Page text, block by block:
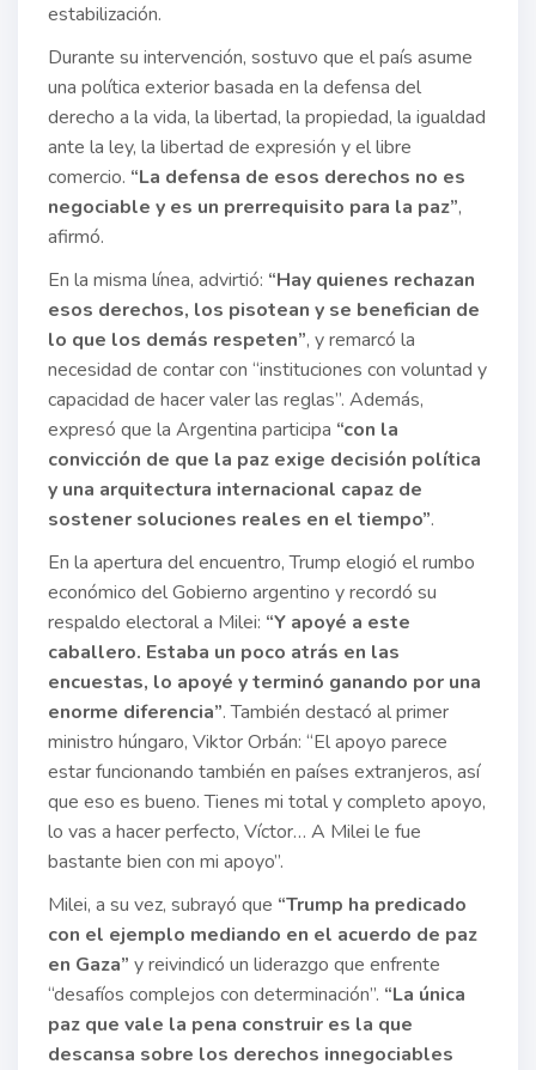
estabilización.
Durante su intervención, sostuvo que el país asume
una política exterior basada en la defensa del
derecho a la vida, la libertad, la propiedad, la igualdad
ante la ley, la libertad de expresión y el libre
comercio. “La defensa de esos derechos no es
negociable y es un prerrequisito para la paz”,
afirmó.
En la misma línea, advirtió: “Hay quienes rechazan
esos derechos, los pisotean y se benefician de
lo que los demás respeten”, y remarcó la
necesidad de contar con “instituciones con voluntad y
capacidad de hacer valer las reglas”. Además,
expresó que la Argentina participa “con la
convicción de que la paz exige decisión política
y una arquitectura internacional capaz de
sostener soluciones reales en el tiempo”.
En la apertura del encuentro, Trump elogió el rumbo
económico del Gobierno argentino y recordó su
respaldo electoral a Milei: “Y apoyé a este
caballero. Estaba un poco atrás en las
encuestas, lo apoyé y terminó ganando por una
enorme diferencia”. También destacó al primer
ministro húngaro, Viktor Orbán: “El apoyo parece
estar funcionando también en países extranjeros, así
que eso es bueno. Tienes mi total y completo apoyo,
lo vas a hacer perfecto, Víctor… A Milei le fue
bastante bien con mi apoyo”.
Milei, a su vez, subrayó que “Trump ha predicado
con el ejemplo mediando en el acuerdo de paz
en Gaza” y reivindicó un liderazgo que enfrente
“desafíos complejos con determinación”. “La única
paz que vale la pena construir es la que
descansa sobre los derechos innegociables